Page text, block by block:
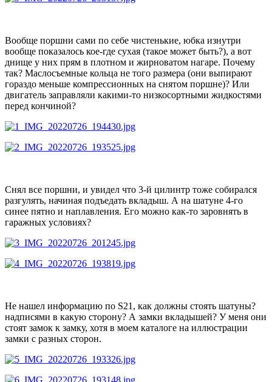
Вообще поршни сами по себе чистенькие, юбка изнутри
вообще показалось кое-где сухая (такое может быть?), а вот
днище у них прям в плотном и жирноватом нагаре. Почему
так? Маслосъемные кольца не того размера (они выпирают
гораздо меньше компрессионных на снятом поршне)? Или
двигатель заправляли какими-то низкосортными жидкостями
перед кончиной?
Снял все поршни, и увидел что 3-й цилинтр тоже собирался
разгулять, начиная подъедать вкладыш. А на шатуне 4-го
синее пятно и наплавления. Его можно как-то заровнять в
гаражных условиях?
Не нашел информацию по S21, как должны стоять шатуны?
надписями в какую сторону? А замки вкладышей? У меня они
стоят замок к замку, хотя в моем каталоге на иллюстрации
замки с разных сторон.